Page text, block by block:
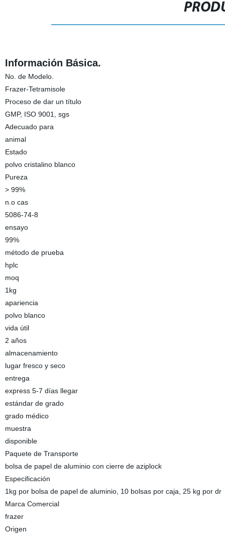
Información Básica.
No. de Modelo.
Frazer-Tetramisole
Proceso de dar un título
GMP, ISO 9001, sgs
Adecuado para
animal
Estado
polvo cristalino blanco
Pureza
> 99%
n.o cas
5086-74-8
ensayo
99%
método de prueba
hplc
moq
1kg
apariencia
polvo blanco
vida útil
2 años
almacenamiento
lugar fresco y seco
entrega
express 5-7 días llegar
estándar de grado
grado médico
muestra
disponible
Paquete de Transporte
bolsa de papel de aluminio con cierre de aziplock
Especificación
1kg por bolsa de papel de aluminio, 10 bolsas por caja, 25 kg por dr
Marca Comercial
frazer
Origen